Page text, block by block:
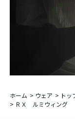
ホーム > ウェア > トッ
> ＲＸ ルミウィング